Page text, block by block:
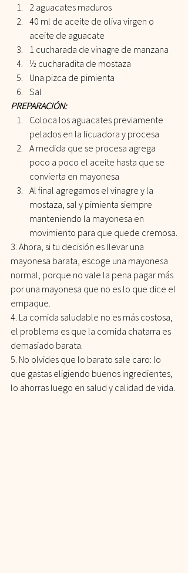
2 aguacates maduros
40 ml de aceite de oliva virgen o
aceite de aguacate
1 cucharada de vinagre de manzana
½ cucharadita de mostaza
Una pizca de pimienta
Sal
PREPARACIÓN:
Coloca los aguacates previamente
pelados en la licuadora y procesa
A medida que se procesa agrega
poco a poco el aceite hasta que se
convierta en mayonesa
Al final agregamos el vinagre y la
mostaza, sal y pimienta siempre
manteniendo la mayonesa en
movimiento para que quede cremosa.
3. Ahora, si tu decisión es llevar una
mayonesa barata, escoge una mayonesa
normal, porque no vale la pena pagar más
por una mayonesa que no es lo que dice el
empaque.
4. La comida saludable no es más costosa,
el problema es que la comida chatarra es
demasiado barata.
5. No olvides que lo barato sale caro: lo
que gastas eligiendo buenos ingredientes,
lo ahorras luego en salud y calidad de vida.